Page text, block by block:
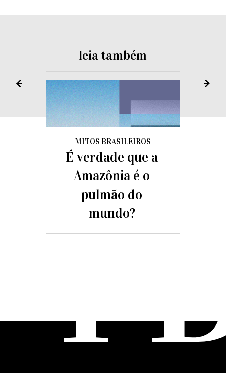
leia também
MITOS BRASILEIROS
É verdade que a
Amazônia é o
pulmão do
mundo?